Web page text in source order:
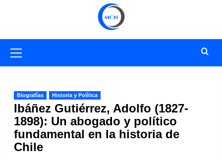
primario
Biografías Historia y Política
Ibáñez Gutiérrez, Adolfo (1827-
1898): Un abogado y político
fundamental en la historia de
Chile